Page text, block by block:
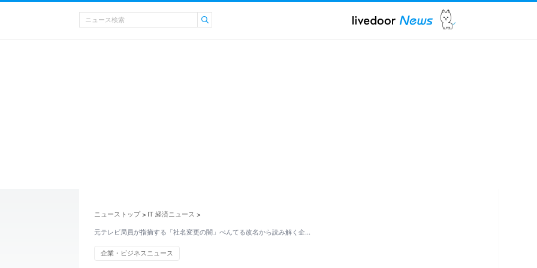
ニューストップ > IT 経済ニュース >
元テレビ局員が指摘する「社名変更の闇」ぺんてる改名から読み解く企…
企業・ビジネスニュース